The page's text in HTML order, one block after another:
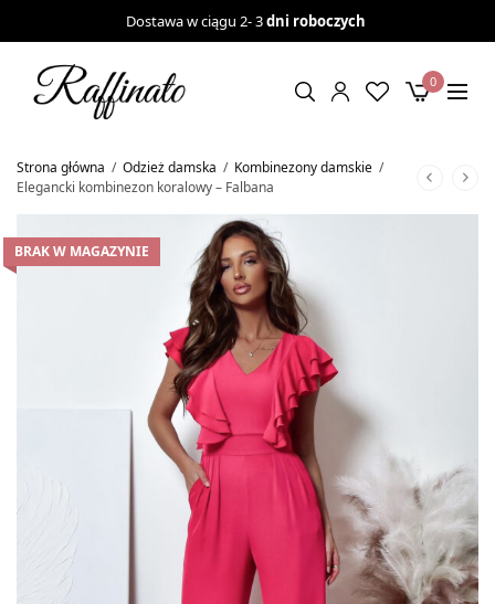
Dostawa w ciągu 2- 3dni roboczych
0
Strona główna / Odzież damska / Kombinezony damskie /
Elegancki kombinezon koralowy – Falbana
BRAK W MAGAZYNIE